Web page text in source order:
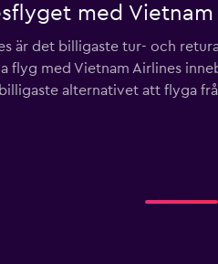
med Vietnam
är det billigaste tur- och
flyg med Vietnam Airlines
alternativet att flyga